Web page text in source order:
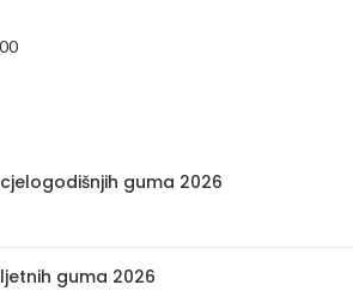
guma 2026
guma 2026